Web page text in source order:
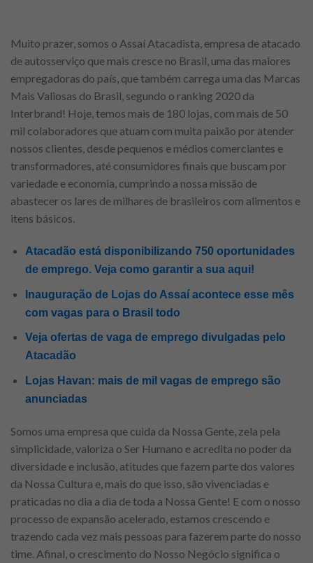
Muito prazer, somos o Assaí Atacadista, empresa de atacado
de autosserviço que mais cresce no Brasil, uma das maiores
empregadoras do país, que também carrega uma das Marcas
Mais Valiosas do Brasil, segundo o ranking 2020 da
Interbrand! Hoje, temos mais de 180 lojas, com mais de 50
mil colaboradores que atuam com muita paixão por atender
nossos clientes, desde pequenos e médios comerciantes e
transformadores, até consumidores finais que buscam por
variedade e economia, cumprindo a nossa missão de
abastecer os lares de milhares de brasileiros com alimentos e
itens básicos.
Atacadão está disponibilizando 750 oportunidades
de emprego. Veja como garantir a sua aqui!
Inauguração de Lojas do Assaí acontece esse mês
com vagas para o Brasil todo
Veja ofertas de vaga de emprego divulgadas pelo
Atacadão
Lojas Havan: mais de mil vagas de emprego são
anunciadas
Somos uma empresa que cuida da Nossa Gente, zela pela
simplicidade, valoriza o Ser Humano e acredita no poder da
diversidade e inclusão, atitudes que fazem parte dos valores
da Nossa Cultura e, mais do que isso, são vivenciadas e
praticadas no dia a dia de toda a Nossa Gente! E com o nosso
processo de expansão acelerado, estamos crescendo e
trazendo cada vez mais pessoas para fazerem parte do nosso
time. Afinal, o crescimento do Nosso Negócio significa o